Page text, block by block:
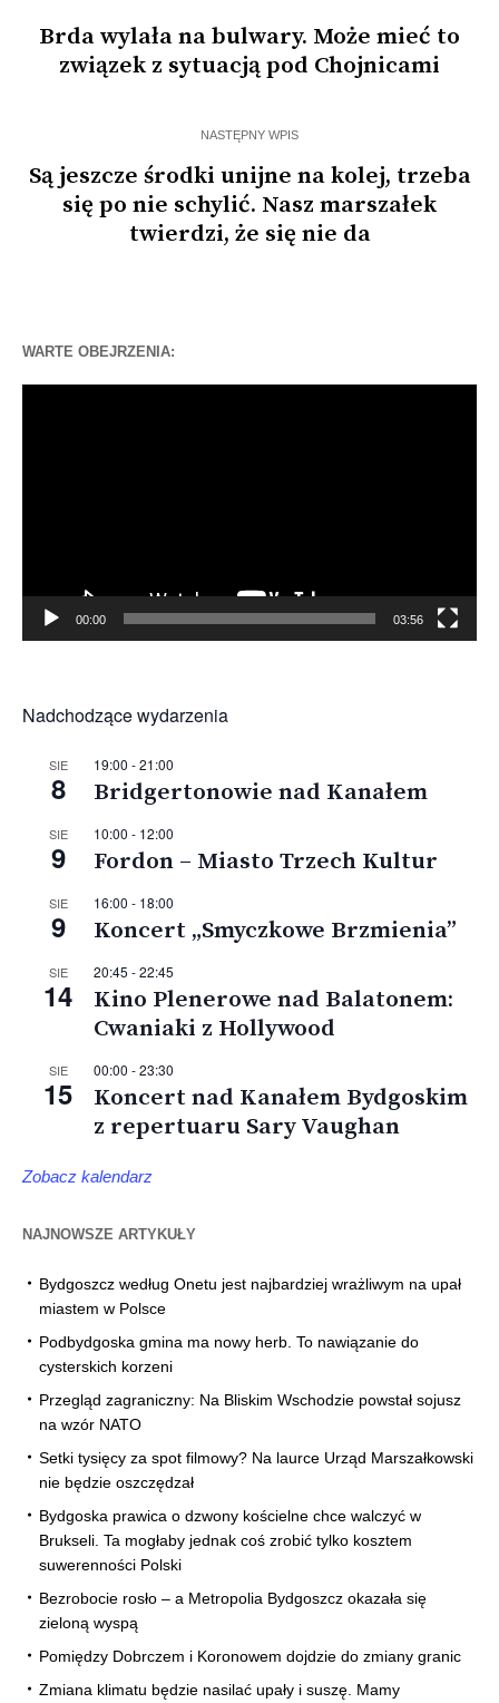
Brda wylała na bulwary. Może mieć to
związek z sytuacją pod Chojnicami
NASTĘPNY WPIS
Są jeszcze środki unijne na kolej, trzeba
się po nie schylić. Nasz marszałek
twierdzi, że się nie da
WARTE OBEJRZENIA:
00:00 03:56
Nadchodzące wydarzenia
SIE
8
19:00 -21:00
Bridgertonowie nad Kanałem
SIE
9
10:00 - 12:00
Fordon – Miasto Trzech Kultur
SIE
9
16:00 - 18:00
Koncert „Smyczkowe Brzmienia”
SIE
14
20:45 -22:45
Kino Plenerowe nad Balatonem:
Cwaniaki z Hollywood
SIE
15
00:00 -23:30
Koncert nad Kanałem Bydgoskim
z repertuaru Sary Vaughan
Zobacz kalendarz
NAJNOWSZE ARTYKUŁY
Bydgoszcz według Onetu jest najbardziej wrażliwym na upał
miastem w Polsce
Podbydgoska gmina ma nowy herb. To nawiązanie do
cysterskich korzeni
Przegląd zagraniczny: Na Bliskim Wschodzie powstał sojusz
na wzór NATO
Setki tysięcy za spot filmowy? Na laurce Urząd Marszałkowski
nie będzie oszczędzał
Bydgoska prawica o dzwony kościelne chce walczyć w
Brukseli. Ta mogłaby jednak coś zrobić tylko kosztem
suwerenności Polski
Bezrobocie rosło – a Metropolia Bydgoszcz okazała się
zieloną wyspą
Pomiędzy Dobrczem i Koronowem dojdzie do zmiany granic
Zmiana klimatu będzie nasilać upały i suszę. Mamy